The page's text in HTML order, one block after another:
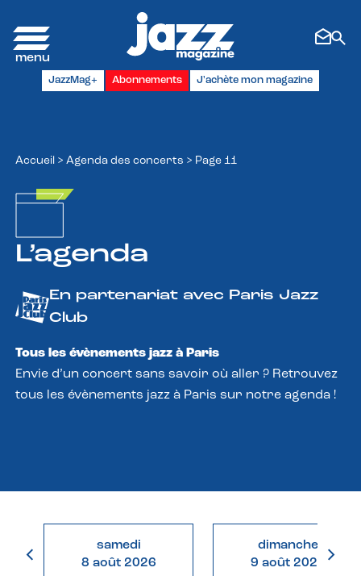
JazzMag+ Abonnements J'achète mon magazine
Accueil > Agenda des concerts > Page 11
L’agenda
En partenariat avec Paris Jazz
Club
Tous les évènements jazz à Paris
Envie d’un concert sans savoir où aller ? Retrouvez
tous les évènements jazz à Paris sur notre agenda !
samedi
8 août 2026
dimanche
9 août 2026